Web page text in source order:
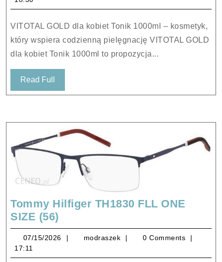
kobiet
1000ml
VITOTAL GOLD dla kobiet Tonik 1000ml – kosmetyk,
który wspiera codzienną pielęgnację VITOTAL GOLD
dla kobiet Tonik 1000ml to propozycja...
Read Full
Full
Tommy Hilfiger TH1830 FLL ONE
SIZE (56)Tommy
Hilfiger
TH1830
FLL
07/15/2026 07/15/2026
modraszek modraszek
0 Comments
17:11